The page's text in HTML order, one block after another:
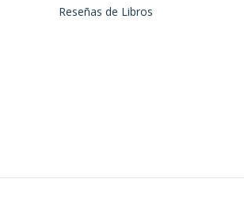
Reseñas de Libros